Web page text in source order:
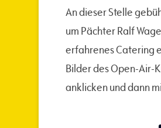
An dieser Stelle
um Pächter Ralf
erfahrenes Catering
Bilder des Open-Air-
anklicken und dann